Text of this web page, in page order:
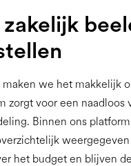
maken we het makkelijk
zorgt voor een naadloos
Binnen ons
het budget en blijven